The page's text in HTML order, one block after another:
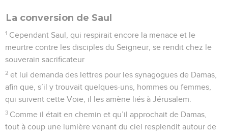
La conversion de Saul
1 Cependant Saul, qui respirait encore la menace et le
meurtre contre les disciples du Seigneur, se rendit chez le
souverain sacrificateur
2 et lui demanda des lettres pour les synagogues de Damas,
afin que, s’il y trouvait quelques-uns, hommes ou femmes,
qui suivent cette Voie, il les amène liés à Jérusalem.
3 Comme il était en chemin et qu’il approchait de Damas,
tout à coup une lumière venant du ciel resplendit autour de